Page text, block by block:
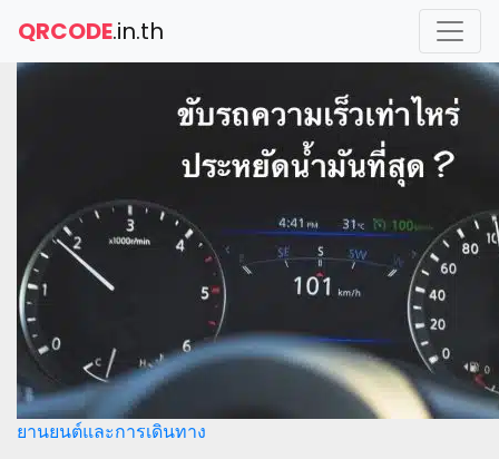
QRCODE.in.th
ยานยนต์และการเดินทาง